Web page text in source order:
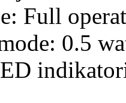
Full
0.5